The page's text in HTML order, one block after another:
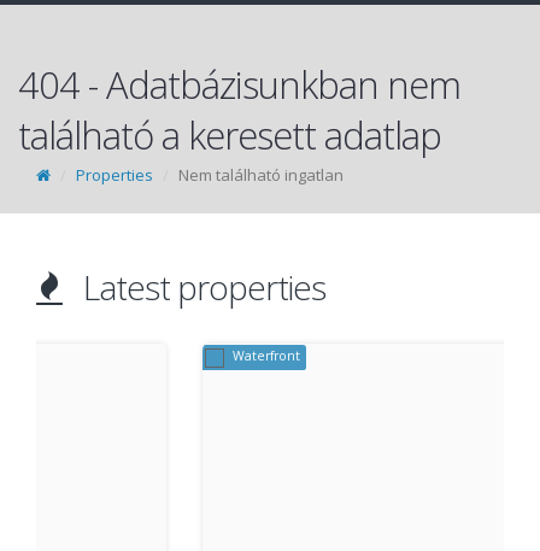
404 - Adatbázisunkban nem
található a keresett adatlap
Properties Nem található ingatlan
Latest properties